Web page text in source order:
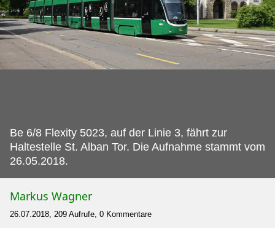
Be 6/8 Flexity 5023, auf der Linie 3, fährt zur
Haltestelle St. Alban Tor. Die Aufnahme stammt vom
26.05.2018.
Markus Wagner
26.07.2018, 209 Aufrufe, 0 Kommentare